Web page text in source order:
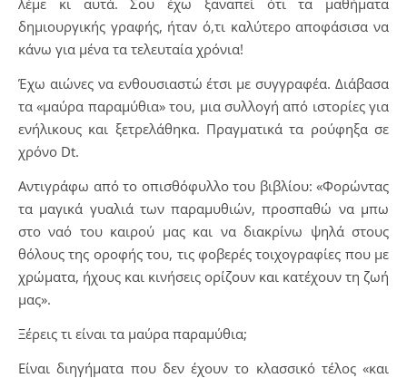
δημιουργικής γραφής, ήταν ό,τι καλύτερο αποφάσισα να
κάνω για μένα τα τελευταία χρόνια!
Έχω αιώνες να ενθουσιαστώ έτσι με συγγραφέα. Διάβασα
τα «μαύρα παραμύθια» του, μια συλλογή από ιστορίες για
ενήλικους και ξετρελάθηκα. Πραγματικά τα ρούφηξα σε
χρόνο Dt.
Αντιγράφω από το οπισθόφυλλο του βιβλίου: «Φορώντας
τα μαγικά γυαλιά των παραμυθιών, προσπαθώ να μπω
στο ναό του καιρού μας και να διακρίνω ψηλά στους
θόλους της οροφής του, τις φοβερές τοιχογραφίες που με
χρώματα, ήχους και κινήσεις ορίζουν και κατέχουν τη ζωή
μας».
Ξέρεις τι είναι τα μαύρα παραμύθια;
Είναι διηγήματα που δεν έχουν το κλασσικό τέλος «και